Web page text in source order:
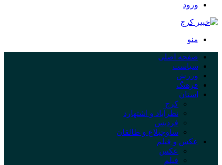
ورود
منو
صفحه اصلی
سیاست
ورزش
فرهنگ
استان
کرج
نظرآباد و اشتهارد
فردیس
ساوجبلاغ و طالقان
عکس و فیلم
عکس
فیلم